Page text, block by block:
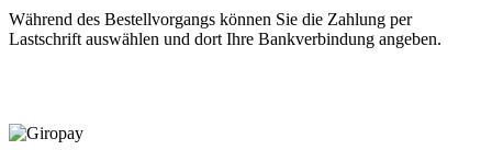
Während des Bestellvorgangs können Sie die Zahlung per
Lastschrift auswählen und dort Ihre Bankverbindung angeben.